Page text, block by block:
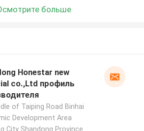
больше
Honestar new
co.,Ltd профиль
of Taiping Road Binhai
Development Area
City Shandong Province